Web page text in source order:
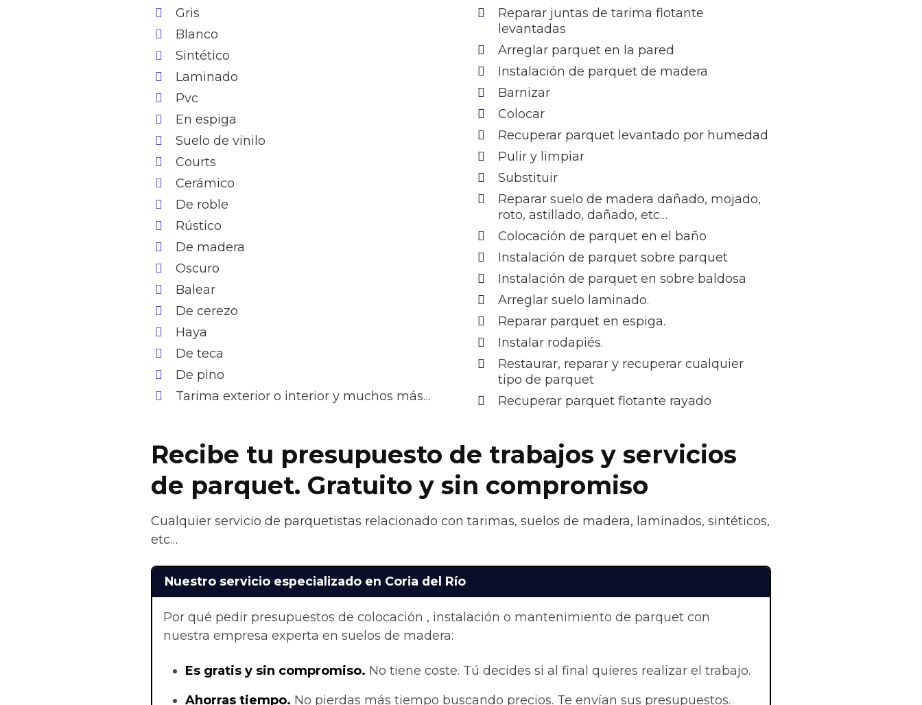
Gris
Blanco
Sintético
Laminado
Pvc
En espiga
Suelo de vinilo
Courts
Cerámico
De roble
Rústico
De madera
Oscuro
Balear
De cerezo
Haya
De teca
De pino
Tarima exterior o interior y muchos más…
Reparar juntas de tarima flotante
levantadas
Arreglar parquet en la pared
Instalación de parquet de madera
Barnizar
Colocar
Recuperar parquet levantado por humedad
Pulir y limpiar
Substituir
Reparar suelo de madera dañado, mojado,
roto, astillado, dañado, etc…
Colocación de parquet en el baño
Instalación de parquet sobre parquet
Instalación de parquet en sobre baldosa
Arreglar suelo laminado.
Reparar parquet en espiga.
Instalar rodapiés.
Restaurar, reparar y recuperar cualquier
tipo de parquet
Recuperar parquet flotante rayado
Recibe tu presupuesto de trabajos y servicios
de parquet. Gratuito y sin compromiso
Cualquier servicio de parquetistas relacionado con tarimas, suelos de madera, laminados, sintéticos,
etc…
Nuestro servicio especializado en Coria del Río
Por qué pedir presupuestos de colocación , instalación o mantenimiento de parquet con
nuestra empresa experta en suelos de madera:
Es gratis y sin compromiso. No tiene coste. Tú decides si al final quieres realizar el trabajo.
Ahorras tiempo. No pierdas más tiempo buscando precios. Te envían sus presupuestos.